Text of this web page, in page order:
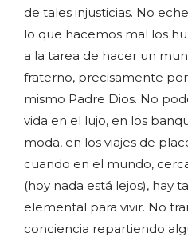
de tales injusticias. No
lo que hacemos mal los
a la tarea de hacer un
fraterno, precisamente
mismo Padre Dios. No
vida en el lujo, en los
moda, en los viajes de
cuando en el mundo,
(hoy nada está lejos), hay
elemental para vivir. No
conciencia repartiendo